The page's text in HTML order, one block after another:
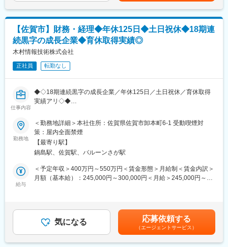
■組織体制：
当社の物流拠点には既に経験豊富な拠点長が配置されており、あ
なたには次世代のリーダーとして成長していただける環境が整っ
ています。即戦力として拠点長の右腕として活躍することもで
き、微経験の方であれば運行管理業務からスタートし、段階的に
成長していただくことが可能です。
■働き方：
当社は年中無休・24時間体制で運営しており、柔軟なシフト制を
き方を尊重し、ワークライフバランスを重視した環境を提供して
います。Uターン・Iターンも歓迎し、住宅ローン優遇や家族手当
などの福利厚生も充実しています。
物流拠点の運営を通じて、マネジメントスキルを磨きながらキャ
リアアップを図ることができます。将来的には拠点長や事業部長
■企業の特徴／魅力：
当社は、「お届けします、新鮮野菜」というミッションのもと、
農作物物流に特化したリーディングカンパニーです。保管技術で
【佐賀市】財務・経理◆年休125日◆土日祝休◆18期連
続黒字の成長企業◆育休取得実績◎
木村情報技術株式会社
正社員 転勤なし
仕事内容
◆◇18期連続黒字の成長企業／年休125日／土日祝休／育休取得
実績アリ◇◆
■採用背景：
会社の成長に伴い、財務、経理分析に精通した方を募集いたしま
す。（増員募集となります）
■業務内容：
本社の財務経理部にて財務、経理に関わる業務をお任せします。
キャリアアップのため経理業務、経営管理など、幅広く業務に携
・月次の業績管理・レポート作成（売上、利益、計画数字）
・全体予算および部門予算の策定（中長期の経営計画）
勤務地
＜勤務地詳細＞本社住所：佐賀県佐賀市卸本町6-1 受動喫煙対
策：屋内全面禁煙
【最寄り駅】
鍋島駅、佐賀駅、バルーンさが駅
給与
＜予定年収＞400万円～550万円＜賃金形態＞月給制＜賃金内訳＞
月額（基本給）：245,000円～300,000円＜月給＞245,000円～
はあくまでも目安の金額であり、選考を通じて上下する可能性が
あります。月給(月額)は固定手当を含めた表記です。
気になる 応募依頼する
（エージェントサービス）